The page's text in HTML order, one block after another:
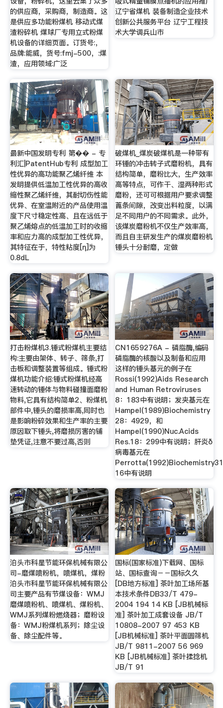
的供应商，采购商，制造商。这
是供应多功能粉煤机 移动式煤
渣粉碎机 煤球厂专用立式粉煤
机设备的详细页面。订货号:，
品牌:能威，货号:fmj-500，:煤
渣，应用领域:广泛
辽宁省煤机 装备制造企业技术
创新公共服务平台 辽宁工程技
术大学调兵山市
最新中国发明专利 第�� - 专
利汇|PatentHub专利 成型加工
性优异的高功能聚乙烯纤维 本
发明提供低温加工性优异的高收
缩性聚乙烯纤维，其耐切伤性能
优异、在室温附近的产品使用温
度下尺寸稳定性高、且在远低于
聚乙烯熔点的低温加工时的收缩
率和应力高的成型加工性优异，
其特征在于，特性粘度[η]为
0.8dL
破煤机_煤炭破煤机是一种带有
环锤的冲击转子式磨粉机，具有
结构简单，磨粉比大，生产效率
高等特点，可作干、湿两种形式
磨粉，还可可根据用户要求调整
蓖条间隙，改变出料粒度，以满
足不同用户的不同需求。此外，
该煤炭磨粉机不仅生产效率高，
而且自主研发生产的煤炭磨粉机
锤头十分耐磨，定做
打击粉煤机3.锤式粉煤机主要结
构:主要由架体、转子、筛条,打
击板和调整装置等组成。锤式粉
煤机功能介绍:锤式粉煤机经高
速转动的锤体与物料碰撞面磨粉
物料,它具有结构简单2、粉煤机
部件中,锤头的磨损率高,同时也
是影响粉碎效果和生产率的主要
原因取下锤头,将磨损厉害的铺
垫凭证,注意不要过高,否则
CN1659276A - 磷脂酶,编码
磷脂酶的核酸以及制备和应用
这样的锤头基元的例子在
Rossi(1992)Aids Research
and Human Retroviruses
8：183中有说明；发夹基元在
Hampel(1989)Biochemistry
28：4929，和
Hampel(1990)Nuc.Acids
Res.18：299中有说明；肝炎δ
病毒基元在
16中有说明
泊头市科星节能环保机械有限公
司-磨煤喷粉机，喷煤机，煤粉
泊头市科星节能环保机械有限公
司主要产品有节煤设备：WMJ
磨煤喷粉机、喷煤机、煤粉机、
WMJ系列煤粉燃烧器；磨粉设
备：WMJ粉煤机系列；除尘设
备、除尘配件等。
国标(国家标准)下载网、国标
站、国标查询－－国标久久
[DB地方标准] 茶叶加工场所基
本技术条件DB33/T 479-
2004 194 14 KB [JB机械标
准] 茶叶加工成套设备 JB/T
10808-2007 97 453 KB
[JB机械标准] 茶叶平面圆筛机
JB/T 9811-2007 56 969
KB [JB机械标准] 茶叶揉捻机
JB/T 91